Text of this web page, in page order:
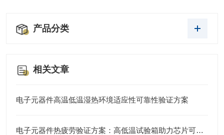
产品分类
相关文章
电子元器件高温低温湿热环境适应性可靠性验证方案
电子元器件热疲劳验证方案：高低温试验箱助力芯片可靠性检测